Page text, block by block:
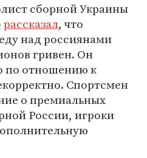
сборной Украины
рассказал, что
над россиянами
гривен. Он
по отношению к
Спортсмен
о премиальных
России, игроки